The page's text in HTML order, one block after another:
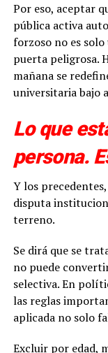
Por eso, aceptar
pública activa
forzoso no es
puerta peligrosa.
mañana se
universitaria bajo
Lo que
persona.
Y los
disputa
terreno.
Se dirá que se
no puede
selectiva. En
las reglas
aplicada no solo
Excluir por edad,